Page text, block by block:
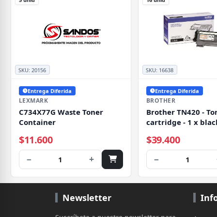
SKU: 20156
Entrega Diferida
LEXMARK
C734X77G Waste Toner
Container
$11.600
− 1 +
SKU: 16638
Entrega Diferida
BROTHER
Brother TN420 -
cartridge - 1 x
$39.400
− 1
Newsletter